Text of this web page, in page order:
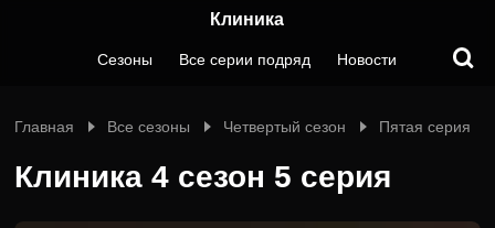
Клиника
Сезоны Все серии подряд Новости
Главная Все сезоны Четвертый сезон Пятая серия
Клиника 4 сезон 5 серия